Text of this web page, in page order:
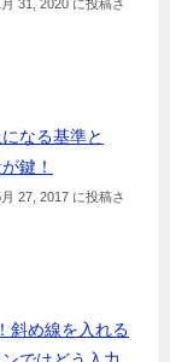
月 31, 2020 に投稿さ
なる基準と
鍵！
27, 2017 に投稿さ
斜め線を入れる